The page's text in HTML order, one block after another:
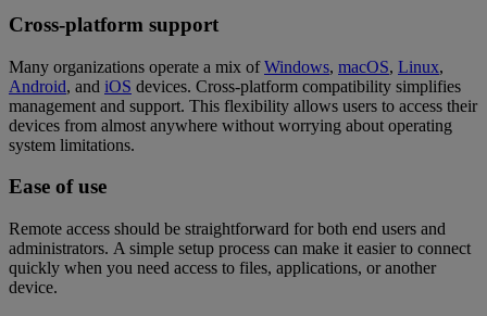
Cross-platform support
Many organizations operate a mix ofWindows, macOS, Linux,
Android, and iOS devices. Cross-platform compatibility simplifies
management and support. This flexibility allows users to access their
devices from almost anywhere without worrying about operating
system limitations.
Ease of use
Remote access should be straightforward for both end users and
administrators. A simple setup process can make it easier to connect
quickly when you need access to files, applications, or another
device.